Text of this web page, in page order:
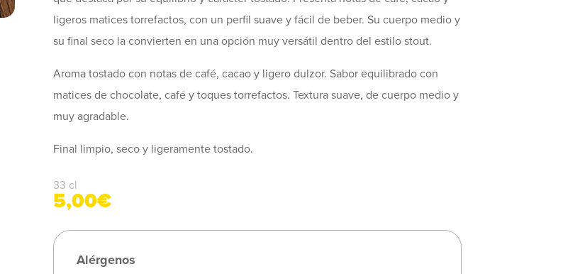
ligeros matices torrefactos, con un perfil suave y fácil de beber. Su cuerpo medio y
su final seco la convierten en una opción muy versátil dentro del estilo stout.
Aroma tostado con notas de café, cacao y ligero dulzor. Sabor equilibrado con
matices de chocolate, café y toques torrefactos. Textura suave, de cuerpo medio y
muy agradable.
Final limpio, seco y ligeramente tostado.
33 cl
5,00€
Alérgenos